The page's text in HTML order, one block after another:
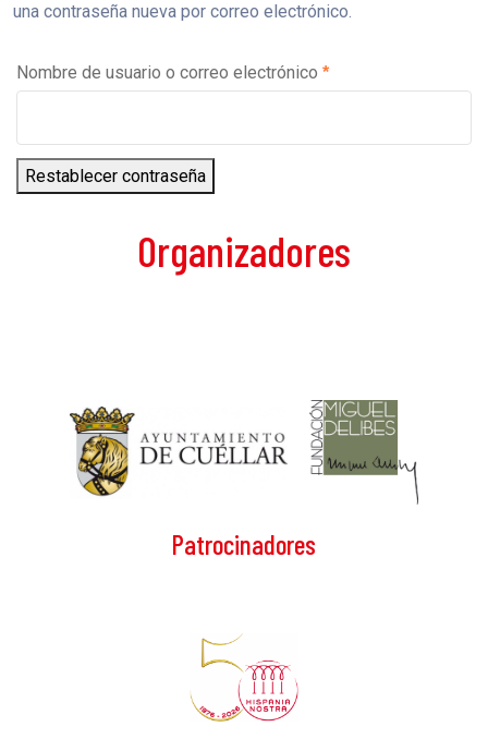
una contraseña nueva por correo electrónico.
Nombre de usuario o correo electrónico *
Restablecer contraseña
Organizadores
Patrocinadores